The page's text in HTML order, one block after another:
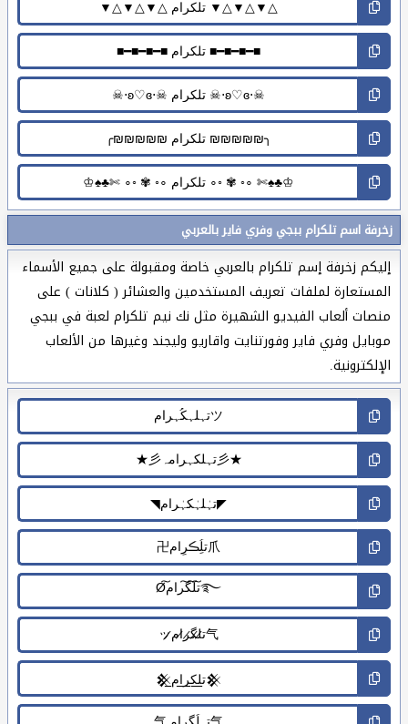
زخرفة اسم تلكرام ببجي وفري فاير بالعربي
إليكم زخرفة إسم تلكرام بالعربي خاصة ومقبولة على جميع الأسماء
المستعارة لملفات تعريف المستخدمين والعشائر ( كلانات ) على
منصات ألعاب الفيديو الشهيرة مثل نك نيم تلكرام لعبة في ببجي
موبايل وفري فاير وفورتنايت واقاريو وليجند وغيرها من الألعاب
الإلكترونية.